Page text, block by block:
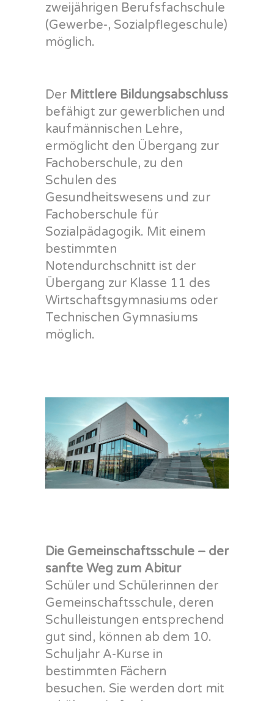
zweijährigen Berufsfachschule
(Gewerbe-, Sozialpflegeschule)
möglich.
Der Mittlere Bildungsabschluss
befähigt zur gewerblichen und
kaufmännischen Lehre,
ermöglicht den Übergang zur
Fachoberschule, zu den
Schulen des
Gesundheitswesens und zur
Fachoberschule für
Sozialpädagogik. Mit einem
bestimmten
Notendurchschnitt ist der
Übergang zur Klasse 11 des
Wirtschaftsgymnasiums oder
Technischen Gymnasiums
möglich.
Die Gemeinschaftsschule – der
sanfte Weg zum Abitur
Schüler und Schülerinnen der
Gemeinschaftsschule, deren
Schulleistungen entsprechend
gut sind, können ab dem 10.
Schuljahr A-Kurse in
bestimmten Fächern
besuchen. Sie werden dort mit